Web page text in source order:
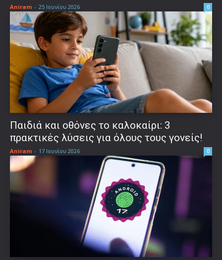
Aniram - 25 Ιουνίου 2026 0
Παιδιά και οθόνες το καλοκαίρι: 3
πρακτικές λύσεις για όλους τους γονείς!
Aniram - 17 Ιουνίου 2026 0